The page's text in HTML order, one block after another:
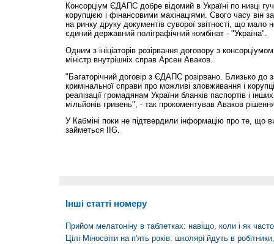
Консорціум ЄДАПС добре відомий в Україні по низці
корупцією і фінансовими махінаціями. Свого часу він
на ринку друку документів суворої звітності, що мало
єдиний державний поліграфічний комбінат - "Україна".
Одним з ініціаторів розірвання договору з
міністр внутрішніх справ Арсен Аваков.
"Багаторічний договір з ЄДАПС розірвано. Близько до
кримінальної справи про можливі зловживання і
реалізації громадянам України бланків паспортів і
мільйонів гривень", - так прокоментував Аваков
У Кабміні поки не підтвердили інформацію про те, що
займеться IIG.
Інші статті номеру
Прийом мелатоніну в таблетках: навіщо, коли і як часто
Цілі Міносвіти на п'ять років: школярі йдуть в